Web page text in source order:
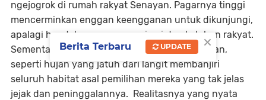
ngejogrok di rumah rakyat Senayan. Pagarnya tinggi
mencerminkan enggan keengganan untuk dikunjungi,
apalagi hendak menyerap aspirasi dan keluhan rakyat.
Sementara dana untuk mereka yang dikucurkan,
seperti hujan yang jatuh dari langit membanjiri
seluruh habitat asal pemilihan mereka yang tak jelas
jejak dan peninggalannya. Realitasnya yang nyata
×
Berita Terbaru UPDATE